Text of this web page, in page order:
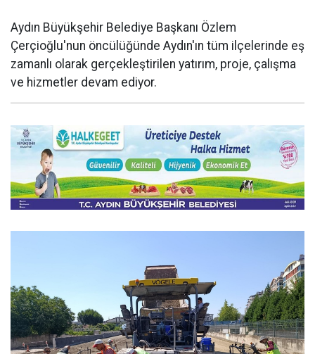
Aydın Büyükşehir Belediye Başkanı Özlem
Çerçioğlu'nun öncülüğünde Aydın'ın tüm ilçelerinde eş
zamanlı olarak gerçekleştirilen yatırım, proje, çalışma
ve hizmetler devam ediyor.